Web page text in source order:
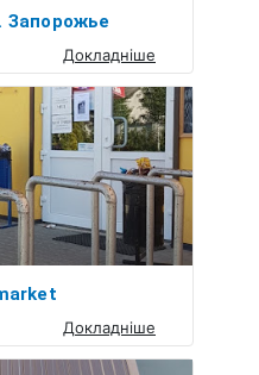
Запорожье
Докладніше
Докладніше